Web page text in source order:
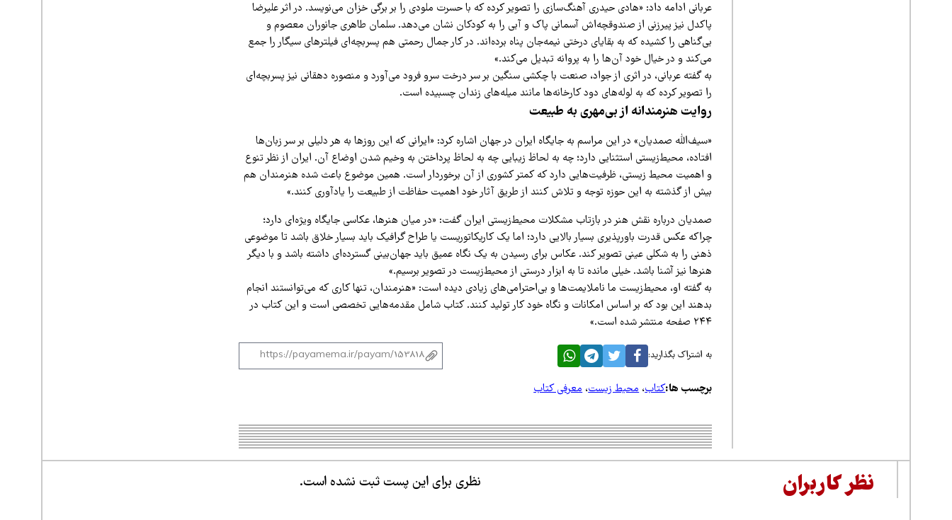
عربانی ادامه داد: «هادی حیدری آهنگ‌سازی را تصویر کرده که با حسرت ملودی را بر برگی خزان می‌نویسد. در اثر علیرضا
پاکدل نیز پیرزنی از صندوقچه‌اش آسمانی پاک و آبی را به کودکان نشان می‌دهد. سلمان طاهری جانوران معصوم و
بی‌گناهی را کشیده که به بقایای درختی نیمه‌جان پناه برده‌اند. در کار جمال رحمتی هم پسربچه‌ای فیلترهای سیگار را جمع
می‌کند و در خیال خود آن‌ها را به پروانه تبدیل می‌کند.»
به گفته عربانی، در اثری از جواد، صنعت با چکشی سنگین بر سر درخت سرو فرود می‌آورد و منصوره دهقانی نیز پسربچه‌ای
را تصویر کرده که به لوله‌های دود کارخانه‌ها مانند میله‌های زندان چسبیده است.
روایت هنرمندانه از بی‌مهری به طبیعت
«سیف‌الله صمدیان» در این مراسم به جایگاه ایران در جهان اشاره کرد: «ایرانی که این روزها به هر دلیلی بر سر زبان‌ها
افتاده، محیط‌زیستی استثنایی دارد؛ چه به لحاظ زیبایی چه به لحاظ پرداختن به وخیم شدن اوضاع آن. ایران از نظر تنوع
و اهمیت محیط زیستی، ظرفیت‌هایی دارد که کمتر کشوری از آن برخوردار است. همین موضوع باعث شده هنرمندان هم
بیش از گذشته به این حوزه توجه و تلاش کنند از طریق آثار خود اهمیت حفاظت از طبیعت را یادآوری کنند.»
صمدیان درباره نقش هنر در بازتاب مشکلات محیط‌زیستی ایران گفت: «در میان هنرها، عکاسی جایگاه ویژه‌ای دارد؛
چراکه عکس قدرت باورپذیری بسیار بالایی دارد؛ اما یک کاریکاتوریست یا طراح گرافیک باید بسیار خلاق باشد تا موضوعی
ذهنی را به شکلی عینی تصویر کند. عکاس برای رسیدن به یک نگاه عمیق باید جهان‌بینی گسترده‌ای داشته باشد و با دیگر
هنرها نیز آشنا باشد. خیلی مانده تا به ابزار درستی از محیط‌زیست در تصویر برسیم.»
به گفته او، محیط‌زیست ما ناملایمت‌ها و بی‌احترامی‌های زیادی دیده است: «هنرمندان، تنها کاری که می‌توانستند انجام
بدهند این بود که بر اساس امکانات و نگاه خود کار تولید کنند. کتاب شامل مقدمه‌هایی تخصصی است و این کتاب در
۲۴۴ صفحه منتشر شده است.»
به اشتراک بگذارید:
برچسب ها:کتاب،محیط زیست،معرفی کتاب
نظر کاربران نظری برای این پست ثبت نشده است.